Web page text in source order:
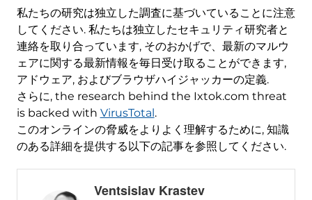
私たちの研究は独立した調査に基づいていることに注意
してください. 私たちは独立したセキュリティ研究者と
連絡を取り合っています, そのおかげで、最新のマルウ
ェアに関する最新情報を毎日受け取ることができます,
アドウェア, およびブラウザハイジャッカーの定義.
さらに, the research behind the Ixtok.com threat
is backed with VirusTotal.
このオンラインの脅威をよりよく理解するために, 知識
のある詳細を提供する以下の記事を参照してください.
Ventsislav Krastev